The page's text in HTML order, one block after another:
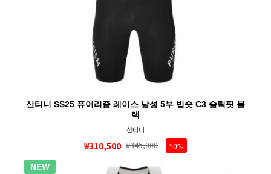
산티니 SS25 퓨어리즘 레이스 남성 5부 빕숏 C3 슬릭핏 블
랙
산티니
₩310,500 ₩345,000 10%
NEW